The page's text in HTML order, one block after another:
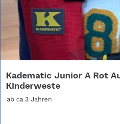
Kadematic Junior A Rot
Kinderweste
ab ca 3 Jahren